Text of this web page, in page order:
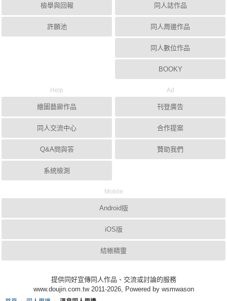
檢舉與回報
許願池
同人誌作品
同人周邊作品
同人數位作品
BOOKY
Help
繪圖藝廊作品
同人交流中心
Q&A問與答
系統檢測
Ad
刊登廣告
合作提案
贊助我們
Mobile
Android版
iOS版
結帳精靈
提供同好宣傳同人作品、交流或討論的服務
www.doujin.com.tw 2011-2026, Powered by wsmwason